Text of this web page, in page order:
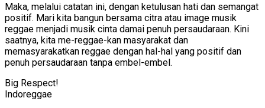
Maka, melalui catatan ini, dengan ketulusan hati dan semangat
positif. Mari kita bangun bersama citra atau image musik
reggae menjadi musik cinta damai penuh persaudaraan. Kini
saatnya, kita me-reggae-kan masyarakat dan
memasyarakatkan reggae dengan hal-hal yang positif dan
penuh persaudaraan tanpa embel-embel.
Big Respect!
Indoreggae